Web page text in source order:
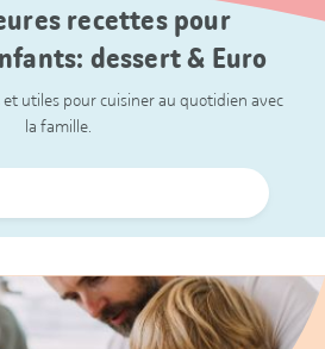
recettes pour
dessert & Euro
et utiles pour cuisiner au quotidien avec
la famille.